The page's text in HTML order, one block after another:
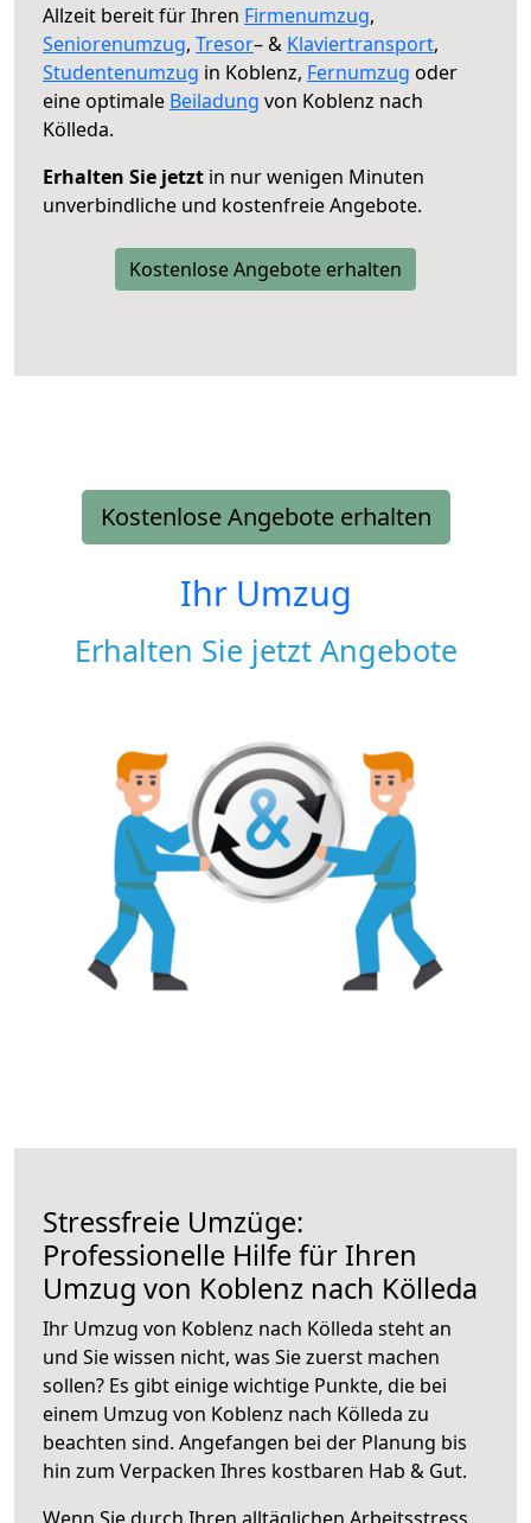
Allzeit bereit für Ihren Firmenumzug,
Seniorenumzug, Tresor– & Klaviertransport,
Studentenumzug in Koblenz, Fernumzug oder
eine optimale Beiladung von Koblenz nach
Kölleda.
Erhalten Sie jetzt in nur wenigen Minuten
unverbindliche und kostenfreie Angebote.
Kostenlose Angebote erhalten
Kostenlose Angebote erhalten
Ihr Umzug
Erhalten Sie jetzt Angebote
Stressfreie Umzüge:
Professionelle Hilfe für Ihren
Umzug von Koblenz nach Kölleda
Ihr Umzug von Koblenz nach Kölleda steht an
und Sie wissen nicht, was Sie zuerst machen
sollen? Es gibt einige wichtige Punkte, die bei
einem Umzug von Koblenz nach Kölleda zu
beachten sind. Angefangen bei der Planung bis
hin zum Verpacken Ihres kostbaren Hab & Gut.